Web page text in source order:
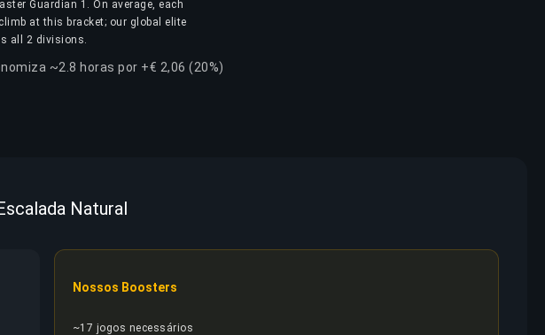
Guardian 1. On average, each
at this bracket; our global elite
all 2 divisions.
~2.8 horas por +€ 2,06 (20%)
Natural
Nossos Boosters
~17 jogos necessários